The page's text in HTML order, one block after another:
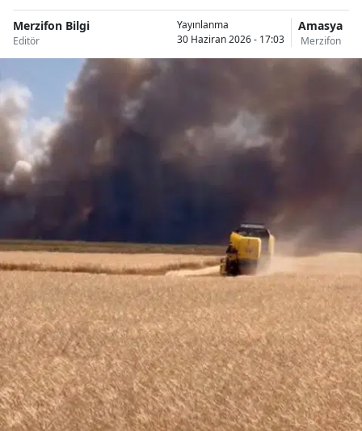
Merzifon Bilgi
Editör
Yayınlanma
30 Haziran 2026 - 17:03
Amasya
Merzifon